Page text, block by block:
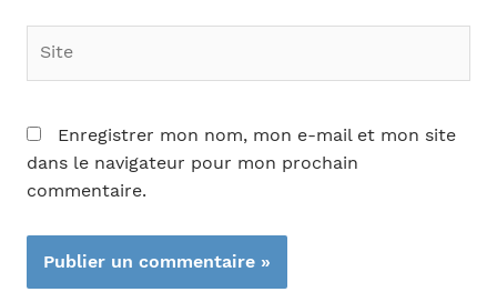
Enregistrer mon nom, mon e-mail et mon site
dans le navigateur pour mon prochain
commentaire.